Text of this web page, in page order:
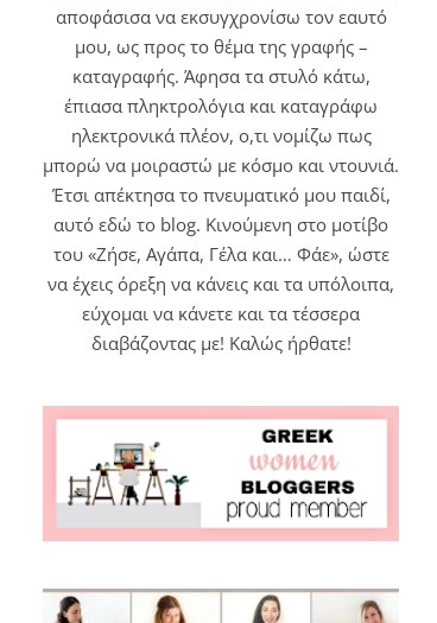
αποφάσισα να εκσυγχρονίσω τον εαυτό
μου, ως προς το θέμα της γραφής –
καταγραφής. Άφησα τα στυλό κάτω,
έπιασα πληκτρολόγια και καταγράφω
ηλεκτρονικά πλέον, ο,τι νομίζω πως
μπορώ να μοιραστώ με κόσμο και ντουνιά.
Έτσι απέκτησα το πνευματικό μου παιδί,
αυτό εδώ το blog. Κινούμενη στο μοτίβο
του «Ζήσε, Αγάπα, Γέλα και… Φάε», ώστε
να έχεις όρεξη να κάνεις και τα υπόλοιπα,
εύχομαι να κάνετε και τα τέσσερα
διαβάζοντας με! Καλώς ήρθατε!